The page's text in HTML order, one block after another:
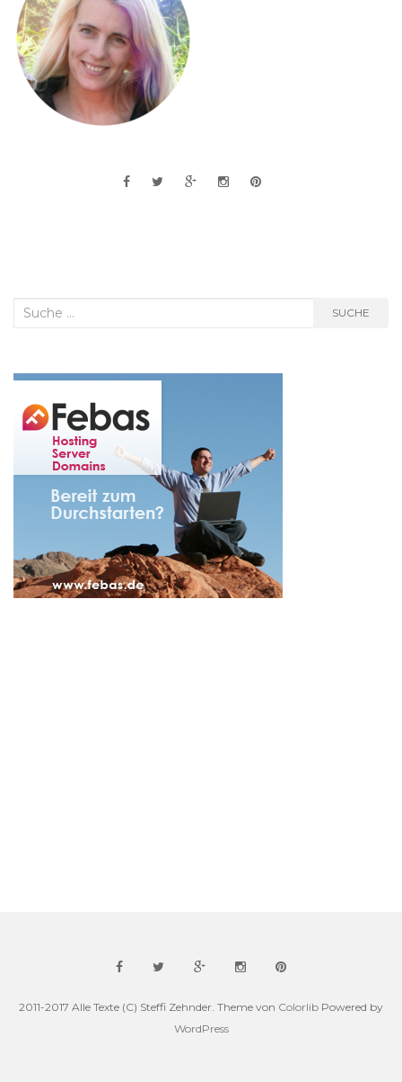
Suche
SUCHE
2011-2017 Alle Texte (C) Steffi Zehnder. Theme von Colorlib Powered by
WordPress